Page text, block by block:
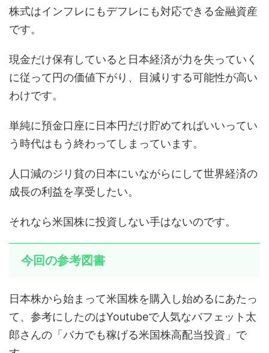
株式はインフレにもデフレにも対応できる金融資産
です。
現金だけ保有していると日本経済が力を失っていく
に従って円の価値下がり、目減りする可能性が高い
わけです。
単純に預金口座に日本円だけ貯めてればいいってい
う時代はもう終わってしまっています。
人口減のジリ貧の日本にいながらにして世界経済の
成長の利益を享受したい。
それなら米国株に投資しない手はないのです。
今回の参考図書
日本株から始まって米国株を購入し始めるにあたっ
て、参考にしたのはYoutubeで人気なバフェット太
郎さんの「バカでも稼げる米国株高配当投資 」で